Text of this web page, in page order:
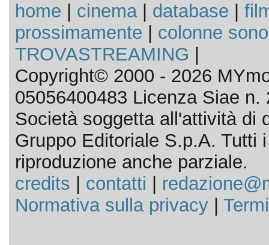
home cinema| database
prossimamente
colonne
TROVASTREAMING
Copyright© 2000 - 2026
05056400483 Licenza Siae n.
Società soggetta all'attività di
Gruppo Editoriale S.p.A. Tutti
riproduzione anche parziale.
credits
contatti
Normativa sulla privacy|